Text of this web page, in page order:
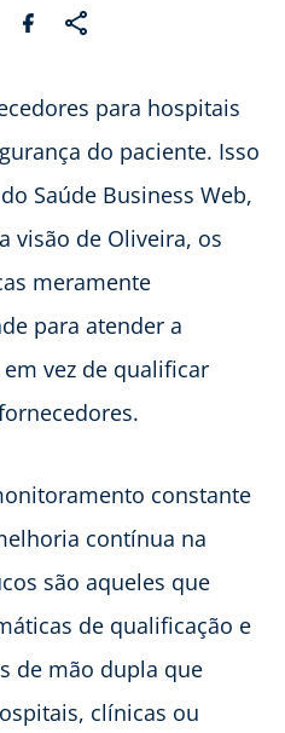
para hospitais
do paciente. Isso
Saúde Business Web,
visão de Oliveira, os
meramente
para atender a
vez de qualificar
constante
contínua na
são aqueles que
de qualificação e
de mão dupla que
clínicas ou